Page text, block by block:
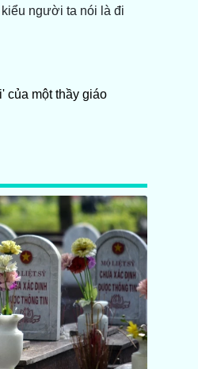
người ta nói là đi
của một thầy giáo